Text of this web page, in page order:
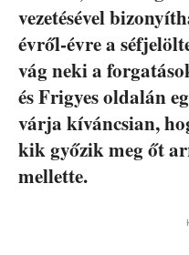
vezetésével
évről-évre a
vág neki a
és Frigyes oldalán
várja kíváncsian,
kik győzik meg őt
mellette.